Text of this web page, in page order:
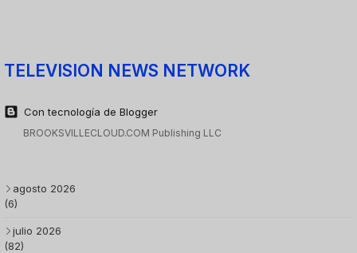
TELEVISION NEWS NETWORK
Con tecnología de Blogger
BROOKSVILLECLOUD.COM Publishing LLC
agosto 2026
(6)
julio 2026
(82)